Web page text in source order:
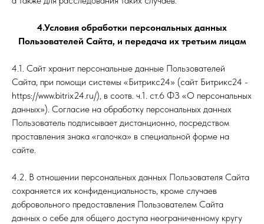
4.Условия обработки персональных данных
Пользователей Сайта, и передача их третьим лицам
4.1. Сайт хранит персональные данные Пользователей
Сайта, при помощи системы «Битрикс24» (сайт Битрикс24 -
https://www.bitrix24.ru/), в соотв. ч.1. ст.6 ФЗ «О персональных
данных»). Согласие на обработку персональных данных
Пользователь подписывает дистанционно, посредством
проставления знака «галочка» в специальной форме на
сайте.
4.2. В отношении персональных данных Пользователя Сайта
сохраняется их конфиденциальность, кроме случаев
добровольного предоставления Пользователем Сайта
данных о себе для общего доступа неограниченному кругу